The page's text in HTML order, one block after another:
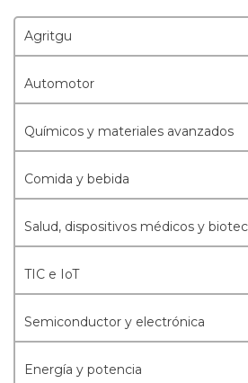
Agritgu
Automotor
Químicos y materiales avanzados
Comida y bebida
Salud, dispositivos médicos y
TIC e IoT
Semiconductor y electrónica
Energía y potencia